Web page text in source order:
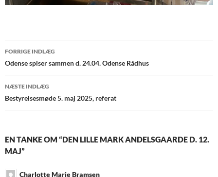
Indlægsnavigation
FORRIGE INDLÆG
Odense spiser sammen d. 24.04. Odense Rådhus
NÆSTE INDLÆG
Bestyrelsesmøde 5. maj 2025, referat
EN TANKE OM “DEN LILLE MARK ANDELSGAARDE D. 12.
MAJ”
Charlotte Marie Bramsen